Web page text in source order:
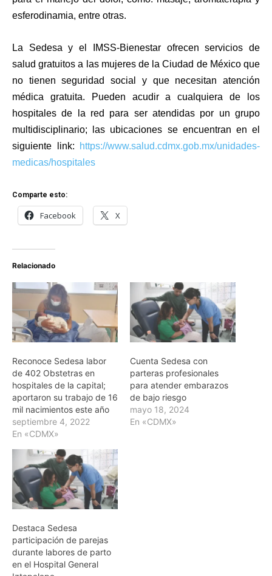
esferodinamia, entre otras.
La Sedesa y el IMSS-Bienestar ofrecen servicios de
salud gratuitos a las mujeres de la Ciudad de México que
no tienen seguridad social y que necesitan atención
médica gratuita. Pueden acudir a cualquiera de los
hospitales de la red para ser atendidas por un grupo
multidisciplinario; las ubicaciones se encuentran en el
siguiente link:
https://www.salud.cdmx.gob.mx/unidades-
medicas/hospitales
Comparte esto:
Facebook X
Relacionado
Reconoce Sedesa labor
de 402 Obstetras en
hospitales de la capital;
aportaron su trabajo de 16
mil nacimientos este año
septiembre 4, 2022
En «CDMX»
Cuenta Sedesa con
parteras profesionales
para atender embarazos
de bajo riesgo
mayo 18, 2024
En «CDMX»
Destaca Sedesa
participación de parejas
durante labores de parto
en el Hospital General